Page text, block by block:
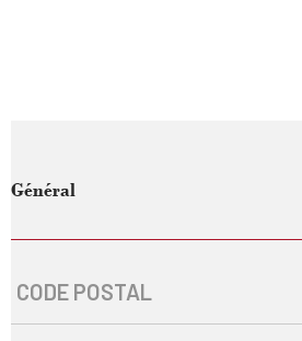
Général
Caractérisque Valeurs
CODE POSTAL